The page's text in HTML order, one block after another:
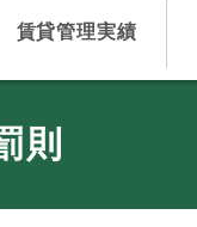
賃貸管理実績
則